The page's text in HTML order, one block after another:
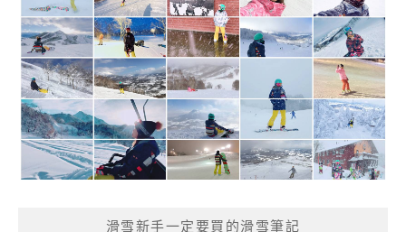
滑雪新手一定要買的滑雪筆記